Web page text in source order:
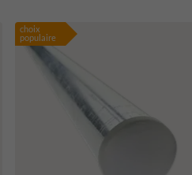
choix
populaire